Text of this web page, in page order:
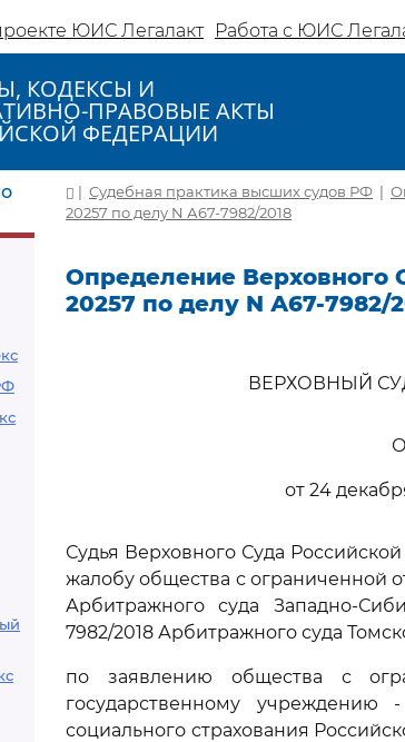
ЮИС Легалакт Работа с ЮИС
КОДЕКСЫ И
ПРАВОВЫЕ АКТЫ
ФЕДЕРАЦИИ
| Судебная практика высших судов РФ |
20257 по делу N А67-7982/2018
Определение Верховного
20257 по делу N А67-7982/
ВЕРХОВНЫЙ
от 24
Судья Верховного Суда
жалобу общества с ограниченной
Арбитражного суда Западно-
7982/2018 Арбитражного суда
по заявлению общества с
государственному
социального страхования